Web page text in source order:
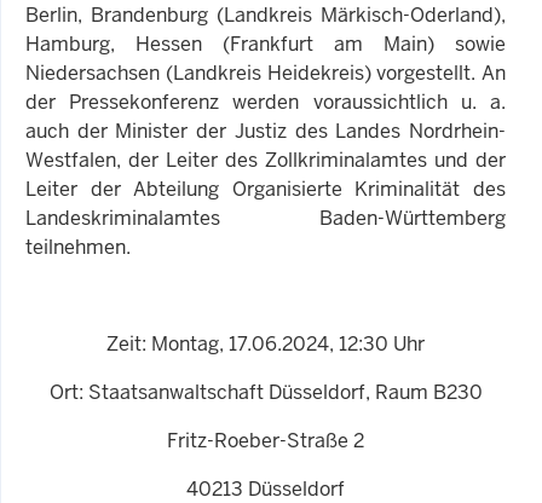
Berlin, Brandenburg (Landkreis Märkisch-Oderland),
Hamburg, Hessen (Frankfurt am Main) sowie
Niedersachsen (Landkreis Heidekreis) vorgestellt. An
der Pressekonferenz werden voraussichtlich u. a.
auch der Minister der Justiz des Landes Nordrhein-
Westfalen, der Leiter des Zollkriminalamtes und der
Leiter der Abteilung Organisierte Kriminalität des
Landeskriminalamtes Baden-Württemberg
teilnehmen.
Zeit: Montag, 17.06.2024, 12:30 Uhr
Ort: Staatsanwaltschaft Düsseldorf, Raum B230
Fritz-Roeber-Straße 2
40213 Düsseldorf